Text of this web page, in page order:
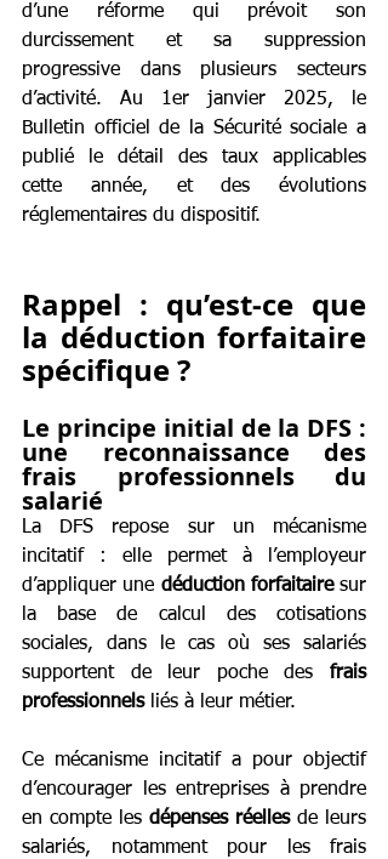
d’une réforme qui prévoit son
durcissement et sa suppression
progressive dans plusieurs secteurs
d’activité. Au 1er janvier 2025, le
Bulletin officiel de la Sécurité sociale a
publié le détail des taux applicables
cette année, et des évolutions
réglementaires du dispositif.
Rappel : qu’est-ce que
la déduction forfaitaire
spécifique ?
Le principe initial de la DFS :
une reconnaissance des
frais professionnels du
salarié
La DFS repose sur un mécanisme
incitatif : elle permet à l’employeur
d’appliquer une déduction forfaitaire sur
la base de calcul des cotisations
sociales, dans le cas où ses salariés
supportent de leur poche des frais
professionnels liés à leur métier.
Ce mécanisme incitatif a pour objectif
d’encourager les entreprises à prendre
en compte les dépenses réelles de leurs
salariés, notamment pour les frais